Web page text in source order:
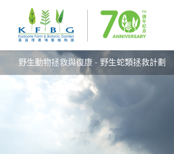
野生動物拯救與復康 - 野生蛇類拯救計劃